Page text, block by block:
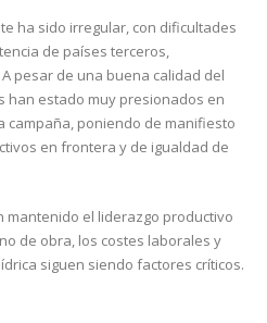
ha sido irregular, con dificultades
de países terceros,
pesar de una buena calidad del
han estado muy presionados en
campaña, poniendo de manifiesto
en frontera y de igualdad de
mantenido el liderazgo productivo
de obra, los costes laborales y
siguen siendo factores críticos.